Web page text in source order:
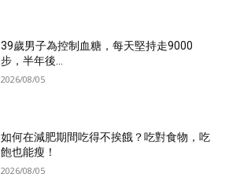
39歲男子為控制血糖，每天堅持走9000
步，半年後...
2026/08/05
如何在減肥期間吃得不挨餓？吃對食物，吃
飽也能瘦！
2026/08/05